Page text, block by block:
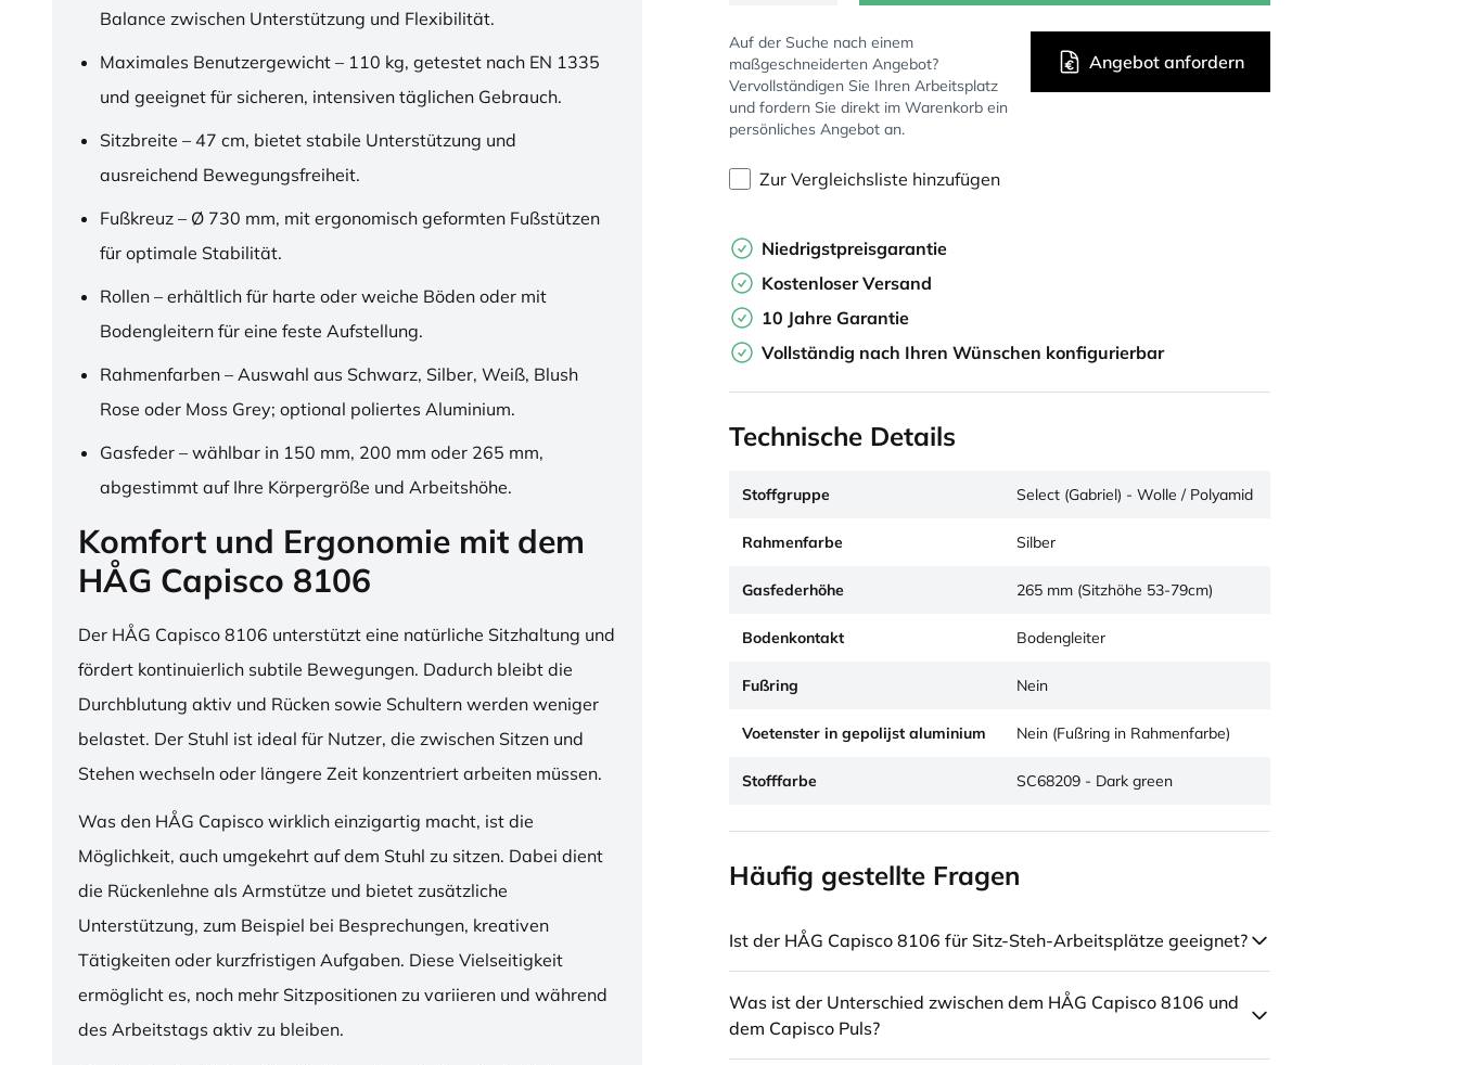
Balance zwischen Unterstützung und Flexibilität.
Maximales Benutzergewicht – 110 kg, getestet nach EN 1335
und geeignet für sicheren, intensiven täglichen Gebrauch.
Sitzbreite – 47 cm, bietet stabile Unterstützung und
ausreichend Bewegungsfreiheit.
Fußkreuz – Ø 730 mm, mit ergonomisch geformten Fußstützen
für optimale Stabilität.
Rollen – erhältlich für harte oder weiche Böden oder mit
Bodengleitern für eine feste Aufstellung.
Rahmenfarben – Auswahl aus Schwarz, Silber, Weiß, Blush
Rose oder Moss Grey; optional poliertes Aluminium.
Gasfeder – wählbar in 150 mm, 200 mm oder 265 mm,
abgestimmt auf Ihre Körpergröße und Arbeitshöhe.
Komfort und Ergonomie mit dem
HÅG Capisco 8106
Der HÅG Capisco 8106 unterstützt eine natürliche Sitzhaltung und
fördert kontinuierlich subtile Bewegungen. Dadurch bleibt die
Durchblutung aktiv und Rücken sowie Schultern werden weniger
belastet. Der Stuhl ist ideal für Nutzer, die zwischen Sitzen und
Stehen wechseln oder längere Zeit konzentriert arbeiten müssen.
Was den HÅG Capisco wirklich einzigartig macht, ist die
Möglichkeit, auch umgekehrt auf dem Stuhl zu sitzen. Dabei dient
die Rückenlehne als Armstütze und bietet zusätzliche
Unterstützung, zum Beispiel bei Besprechungen, kreativen
Tätigkeiten oder kurzfristigen Aufgaben. Diese Vielseitigkeit
ermöglicht es, noch mehr Sitzpositionen zu variieren und während
des Arbeitstags aktiv zu bleiben.
Auf der Suche nach einem
maßgeschneiderten Angebot?
Vervollständigen Sie Ihren Arbeitsplatz
und fordern Sie direkt im Warenkorb ein
persönliches Angebot an.
Angebot anfordern
Zur Vergleichsliste hinzufügen
Niedrigstpreisgarantie
Kostenloser Versand
10 Jahre Garantie
Vollständig nach Ihren Wünschen konfigurierbar
Technische Details
Stoffgruppe Select (Gabriel) - Wolle / Polyamid
Rahmenfarbe Silber
Gasfederhöhe 265 mm (Sitzhöhe 53-79cm)
Bodenkontakt Bodengleiter
Fußring Nein
Voetenster in gepolijst aluminium Nein (Fußring in Rahmenfarbe)
Stofffarbe SC68209 - Dark green
Häufig gestellte Fragen
Ist der HÅG Capisco 8106 für Sitz-Steh-Arbeitsplätze geeignet?
Was ist der Unterschied zwischen dem HÅG Capisco 8106 und
dem Capisco Puls?